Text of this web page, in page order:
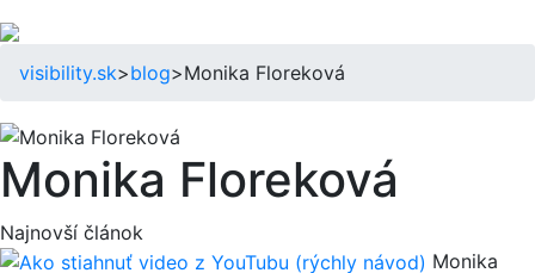
visibility.sk>blog>Monika Floreková
Monika Floreková
Najnovší článok
Monika